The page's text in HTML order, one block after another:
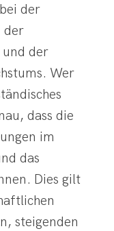
der
der
der
Wer
dass die
im
das
Dies gilt
steigenden